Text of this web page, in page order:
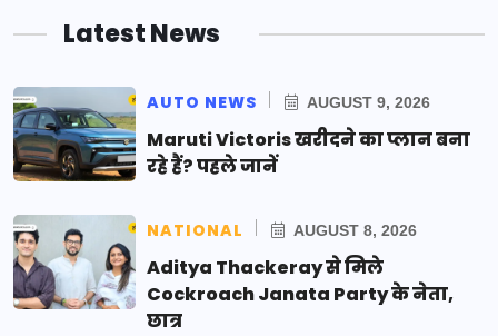
Latest News
AUTO NEWS AUGUST 9, 2026
Maruti Victoris खरीदने का प्लान बना
रहे हैं? पहले जानें
NATIONAL AUGUST 8, 2026
Aditya Thackeray से मिले
Cockroach Janata Party के नेता,
छात्र